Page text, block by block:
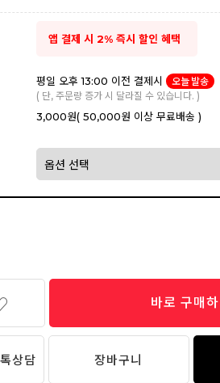
앱 결제 시 2% 즉시 할인 혜택
평일 오후 13:00 이전 결제시
오늘 발송
( 단, 주문량 증가 시 달라질 수 있습니다. )
3,000원( 50,000원 이상 무료배송 )
바로 구매하
상담 장바구니